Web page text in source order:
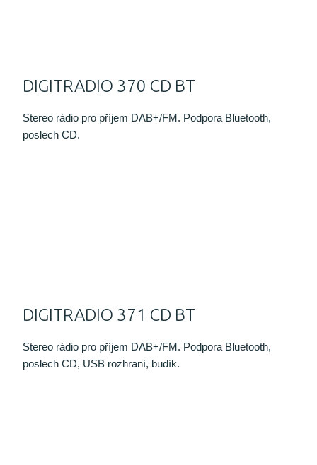
DIGITRADIO 370 CD BT
Stereo rádio pro příjem DAB+/FM. Podpora Bluetooth,
poslech CD.
DIGITRADIO 371 CD BT
Stereo rádio pro příjem DAB+/FM. Podpora Bluetooth,
poslech CD, USB rozhraní, budík.